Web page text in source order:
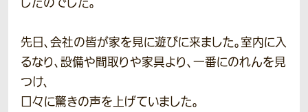
先日、会社の皆が家を見に遊びに来ました。室内に入
るなり、設備や間取りや家具より、一番にのれんを見
つけ、
口々に驚きの声を上げていました。